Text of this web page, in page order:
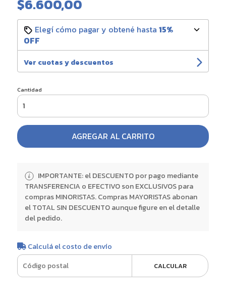
$6.600,00
Elegí cómo pagar y obtené hasta 15%
OFF
Ver cuotas y descuentos
Cantidad
AGREGAR AL CARRITO
IMPORTANTE: el DESCUENTO por pago mediante
TRANSFERENCIA o EFECTIVO son EXCLUSIVOS para
compras MINORISTAS. Compras MAYORISTAS abonan
el TOTAL SIN DESCUENTO aunque figure en el detalle
del pedido.
Calculá el costo de envío
CALCULAR